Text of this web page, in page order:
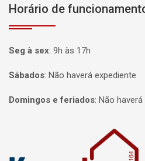
Horário de
Seg à sex: 9h às 17h
Sábados: Não haverá expediente
Domingos e feriados: Não haverá